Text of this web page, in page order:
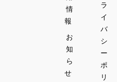
情
報
お
知
ら
せ
ラ
イ
バ
シ
ー
ポ
リ